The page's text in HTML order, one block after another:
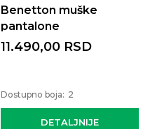
Benetton muške
pantalone
DETALJNIJE
11.490,00 RSD
Dostupno boja: 2